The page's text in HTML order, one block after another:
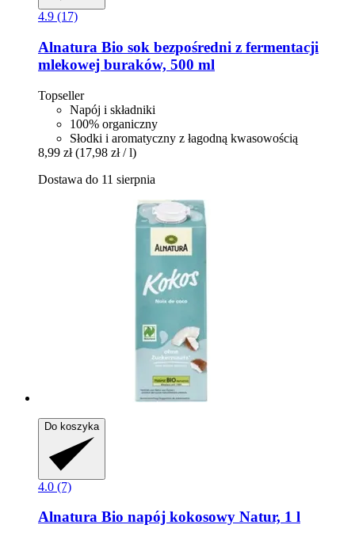
4.9 (17)
Alnatura Bio sok bezpośredni z fermentacji
mlekowej buraków, 500 ml
Topseller
Napój i składniki
100% organiczny
Słodki i aromatyczny z łagodną kwasowością
8,99 zł (17,98 zł / l)
Dostawa do 11 sierpnia
Do koszyka
4.0 (7)
Alnatura Bio napój kokosowy Natur, 1 l